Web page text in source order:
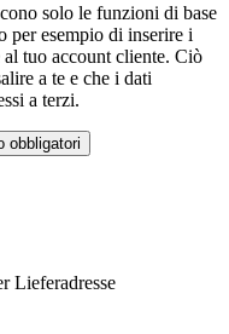
solo le funzioni di base
per esempio di inserire i
tuo account cliente. Ciò
a te e che i dati
a terzi.
obbligatori
Lieferadresse